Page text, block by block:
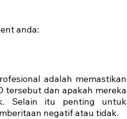
anda:
adalah memastikan
tersebut dan apakah mereka
Selain itu penting untuk
negatif atau tidak.